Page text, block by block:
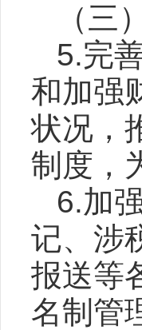
（三
5.完
和加强
状况，
制度，
6.加
记、涉
报送等
名制管